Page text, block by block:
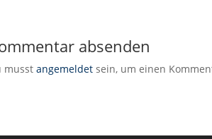
absenden
musst angemeldet sein, um einen